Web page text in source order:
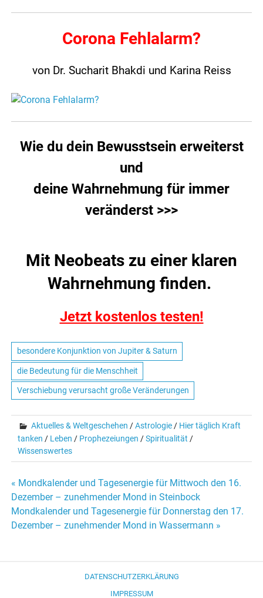
Corona Fehlalarm?
von Dr. Sucharit Bhakdi und Karina Reiss
Wie du dein Bewusstsein erweiterst
und
deine Wahrnehmung für immer
veränderst >>>
Mit Neobeats zu einer klaren
Wahrnehmung finden.
Jetzt kostenlos testen!
besondere Konjunktion von Jupiter & Saturn
die Bedeutung für die Menschheit
Verschiebung verursacht große Veränderungen
Aktuelles & Weltgeschehen /Astrologie/ Hier täglich Kraft
tanken / Leben / Prophezeiungen /Spiritualität /
Wissenswertes
Beitrags-
Navigation
« Mondkalender und Tagesenergie für Mittwoch den 16.
Dezember – zunehmender Mond in Steinbock
Mondkalender und Tagesenergie für Donnerstag den 17.
Dezember – zunehmender Mond in Wassermann »
DATENSCHUTZERKLÄRUNG
IMPRESSUM